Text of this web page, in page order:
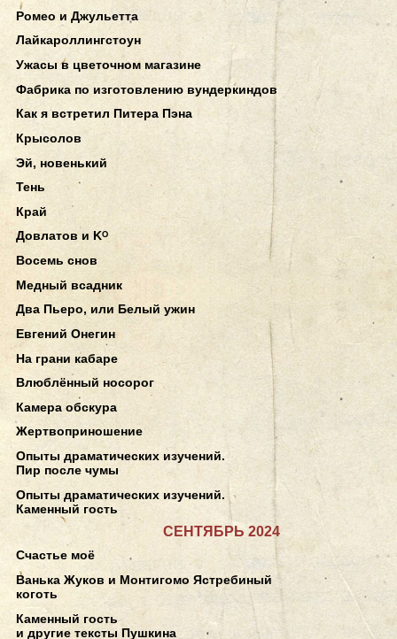
Ромео и Джульетта
Лайкароллингстоун
Ужасы в цветочном магазине
Фабрика по изготовлению вундеркиндов
Как я встретил Питера Пэна
Крысолов
Эй, новенький
Тень
Край
Довлатов и Kᴼ
Восемь снов
Медный всадник
Два Пьеро, или Белый ужин
Евгений Онегин
На грани кабаре
Влюблённый носорог
Камера обскура
Жертвоприношение
Опыты драматических изучений.
Пир после чумы
Опыты драматических изучений.
Каменный гость
СЕНТЯБРЬ 2024
Счастье моё
Ванька Жуков и Монтигомо Ястребиный
коготь
Каменный гость
и другие тексты Пушкина